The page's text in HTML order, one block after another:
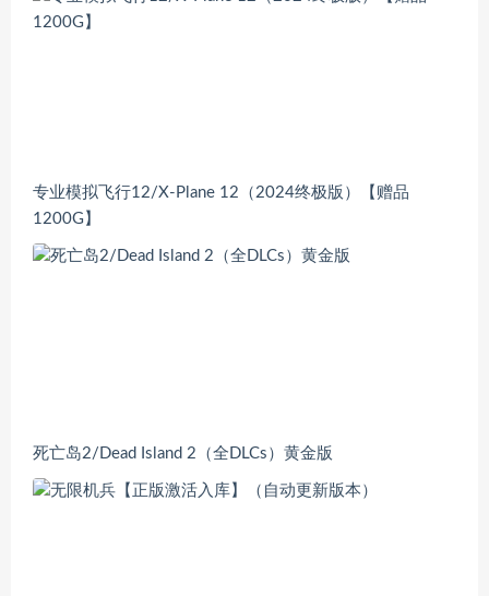
专业模拟飞行12/X-Plane 12（2024终极版）【赠品
1200G】
死亡岛2/Dead Island 2（全DLCs）黄金版